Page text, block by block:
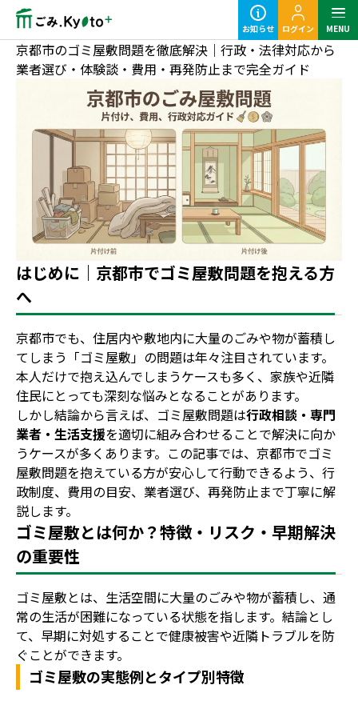
定期ごみのご利用の流れ
粗大ごみ回収のご利用の流れ
事業ごみの基本知識
業種別事業ごみの捨て方
地域別事業ごみの捨て方
お知らせ ログイン MENU
京都市のゴミ屋敷問題を徹底解決｜行政・法律対応から
業者選び・体験談・費用・再発防止まで完全ガイド
はじめに｜京都市でゴミ屋敷問題を抱える方
へ
京都市でも、住居内や敷地内に大量のごみや物が蓄積し
てしまう「ゴミ屋敷」の問題は年々注目されています。
本人だけで抱え込んでしまうケースも多く、家族や近隣
住民にとっても深刻な悩みとなることがあります。
しかし結論から言えば、ゴミ屋敷問題は行政相談・専門
業者・生活支援を適切に組み合わせることで解決に向か
うケースが多くあります。この記事では、京都市でゴミ
屋敷問題を抱えている方が安心して行動できるよう、行
政制度、費用の目安、業者選び、再発防止まで丁寧に解
説します。
ゴミ屋敷とは何か？特徴・リスク・早期解決
の重要性
ゴミ屋敷とは、生活空間に大量のごみや物が蓄積し、通
常の生活が困難になっている状態を指します。結論とし
て、早期に対処することで健康被害や近隣トラブルを防
ぐことができます。
ゴミ屋敷の実態例とタイプ別特徴